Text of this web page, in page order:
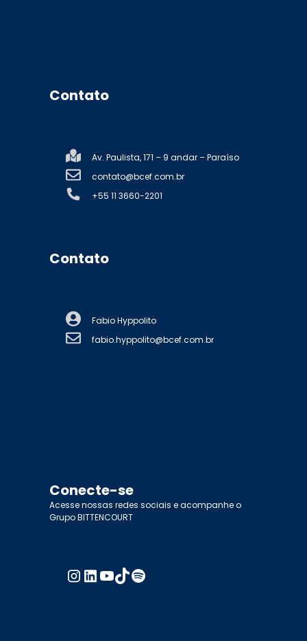
Contato
Av. Paulista, 171 – 9 andar – Paraíso
contato@bcef.com.br
+55 11 3660-2201
Contato
Fabio Hyppolito
fabio.hyppolito@bcef.com.br
Conecte-se
Acesse nossas redes sociais e acompanhe o
Grupo BITTENCOURT